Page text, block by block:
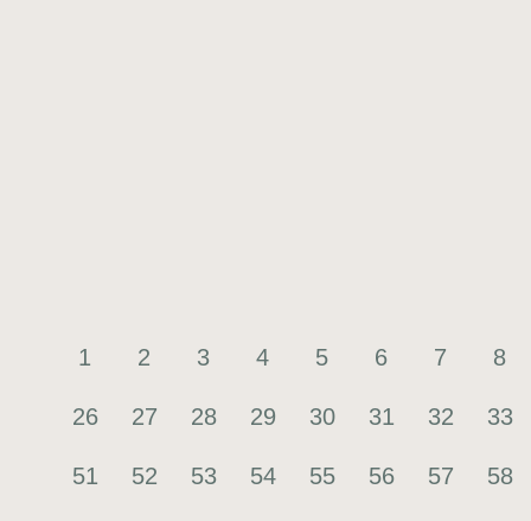
1 2 3 4 5 6 7 8
26 27 28 29 30 31 32 33
51 52 53 54 55 56 57 58